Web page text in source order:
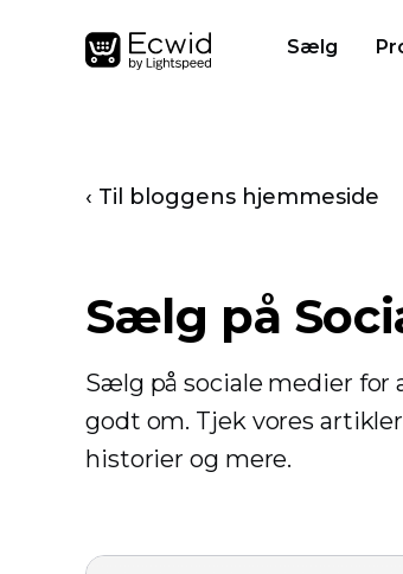
Sælg
‹ Til bloggens hjemmeside
Sælg på
Sælg på sociale medier for
godt om. Tjek vores
historier og mere.